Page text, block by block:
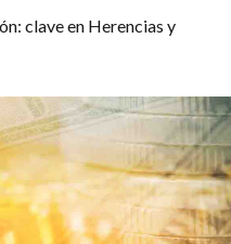
clave en Herencias y